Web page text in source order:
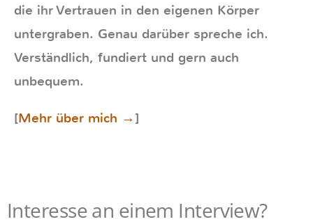
die ihr Vertrauen in den eigenen Körper
untergraben. Genau darüber spreche ich.
Verständlich, fundiert und gern auch
unbequem.
[Mehr über mich → ]
Interesse an einem Interview?